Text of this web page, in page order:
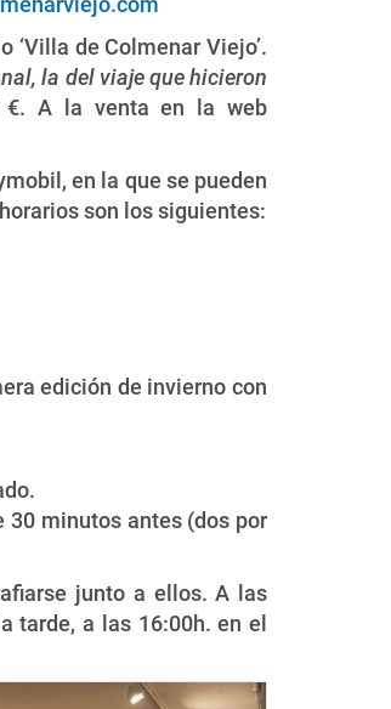
‘Villa de Colmenar Viejo’.
la del viaje que hicieron
A la venta en la web
en la que se pueden
son los siguientes:
edición de invierno con
30 minutos antes (dos por
junto a ellos. A las
tarde, a las 16:00h. en el